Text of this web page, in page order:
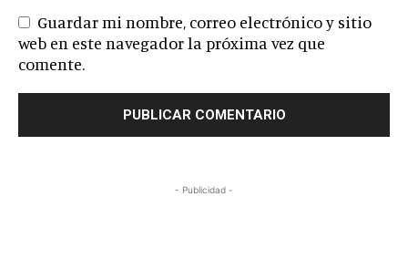
Guardar mi nombre, correo electrónico y sitio
web en este navegador la próxima vez que
comente.
- Publicidad -